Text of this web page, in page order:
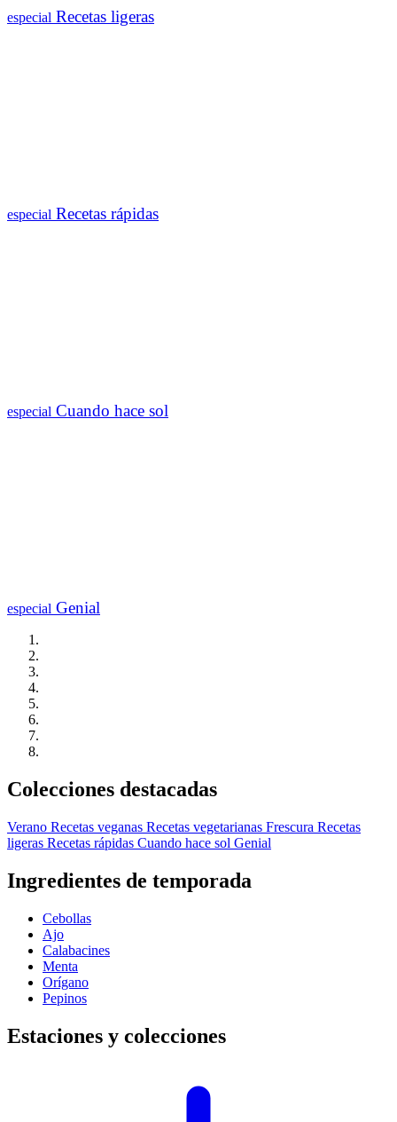
especial Recetas ligeras
especial Recetas rápidas
especial Cuando hace sol
especial Genial
Colecciones destacadas
Verano Recetas veganas Recetas vegetarianas Frescura Recetas
ligeras Recetas rápidas Cuando hace sol Genial
Ingredientes de temporada
Cebollas
Ajo
Calabacines
Menta
Orígano
Pepinos
Estaciones y colecciones